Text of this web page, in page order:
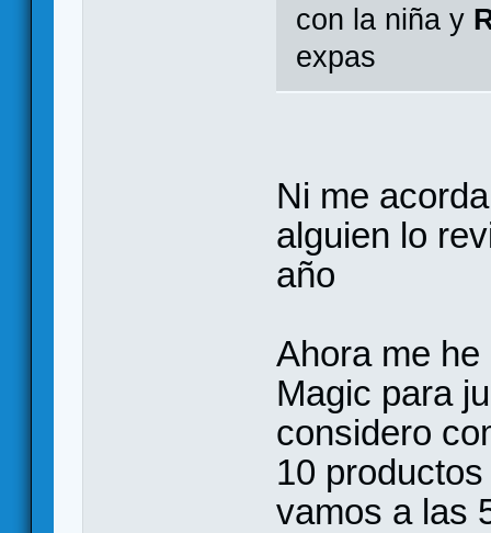
con la niña y
expas
Ni me
alguien lo
año
Ahora me
Magic para
considero
10
vamos a las